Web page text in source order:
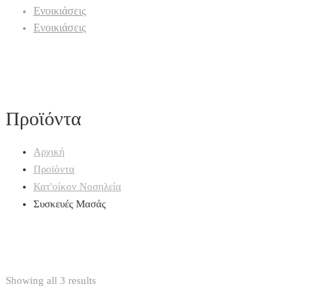
Ενοικιάσεις
Ενοικιάσεις
Προϊόντα
Αρχική
Προϊόντα
Κατ'οίκον Νοσηλεία
Συσκευές Μασάς
Showing all 3 results